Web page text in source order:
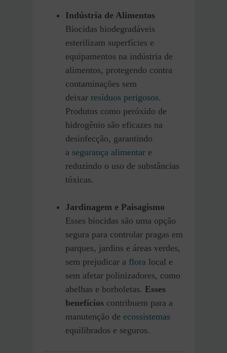
Indústria de Alimentos
Biocidas biodegradáveis
esterilizam superfícies e
equipamentos na indústria de
alimentos, protegendo contra
contaminações sem
deixar resíduos perigosos.
Produtos como peróxido de
hidrogênio são eficazes na
desinfecção, garantindo
a segurança alimentar e
reduzindo o uso de substâncias
tóxicas.
Jardinagem e Paisagismo
Esses biocidas são uma opção
segura para controlar pragas em
parques, jardins e áreas verdes,
sem prejudicar a flora local e
sem afetar polinizadores, como
abelhas e borboletas. Esses
benefícios contribuem para a
manutenção de ecossistemas
equilibrados e seguros.